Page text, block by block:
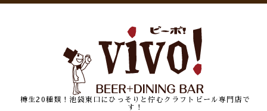
樽生20種類！池袋東口にひっそりと佇むクラフトビール専門店で
す！